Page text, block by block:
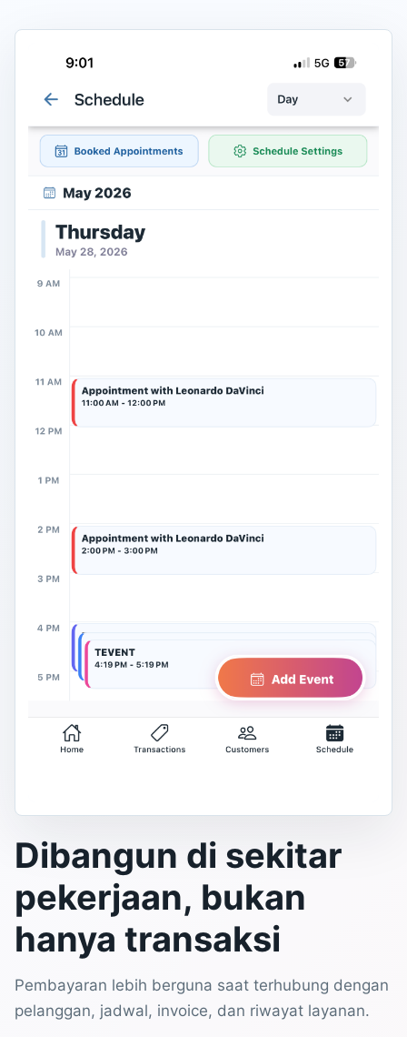
Dibangun di sekitar
pekerjaan, bukan
hanya transaksi
Pembayaran lebih berguna saat terhubung dengan
pelanggan, jadwal, invoice, dan riwayat layanan.